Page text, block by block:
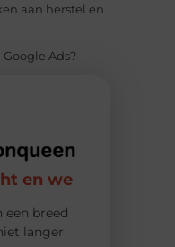
aan herstel en
Ads?
en we
breed
langer